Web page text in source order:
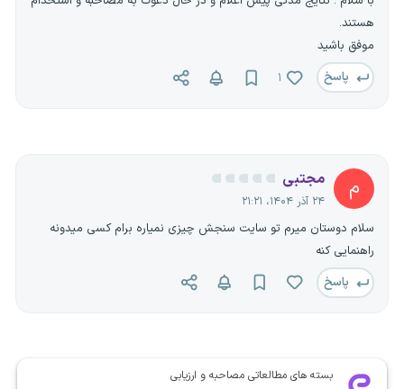
هستند.
موفق باشید
پاسخ
۱
م مجتبی
۲۴ آذر ۱۴۰۴، ۲۱:۲۱
سلام دوستان میرم تو سایت سنجش چیزی نمیاره برام کسی میدونه
راهنمایی کنه
پاسخ
بسته های مطالعاتی مصاحبه و ارزیابی